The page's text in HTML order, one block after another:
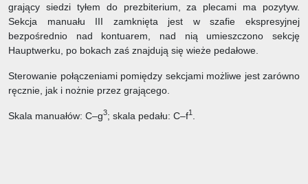
grający siedzi tyłem do prezbiterium, za plecami ma pozytyw.
Sekcja manuału III zamknięta jest w szafie ekspresyjnej
bezpośrednio nad kontuarem, nad nią umieszczono sekcję
Hauptwerku, po bokach zaś znajdują się wieże pedałowe.
Sterowanie połączeniami pomiędzy sekcjami możliwe jest zarówno
ręcznie, jak i nożnie przez grającego.
Skala manuałów: C–g3; skala pedału: C–f1